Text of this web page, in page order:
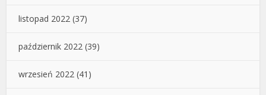
listopad 2022 (37)
październik 2022 (39)
wrzesień 2022 (41)